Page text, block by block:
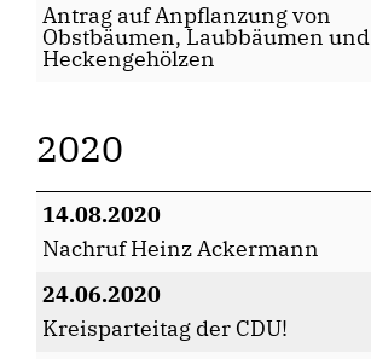
Antrag auf Anpflanzung von
Obstbäumen, Laubbäumen und
Heckengehölzen
2020
14.08.2020
Nachruf Heinz Ackermann
24.06.2020
Kreisparteitag der CDU!